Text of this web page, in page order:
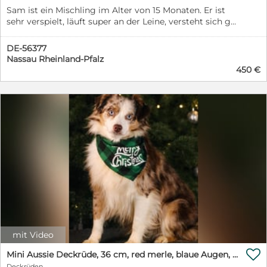
Sam ist ein Mischling im Alter von 15 Monaten. Er ist
sehr verspielt, läuft super an der Leine, versteht sich gut
cm, ist gechipt, entwurmt und hat alle Impfungen. Sam
ist ideal als Zweithund. Er ist ruhig, weint nicht, kann
jemand fremdes vorm Tor steht. Wir freuen uns auf Ihre
Anfragen und Ihren Besuch bei uns zu Hause.
DE-56377
Nassau Rheinland-Pfalz
450 €
mit Video
Mini Aussie Deckrüde, 36 cm, red merle, blaue Augen, Toy Australian Shepherd
